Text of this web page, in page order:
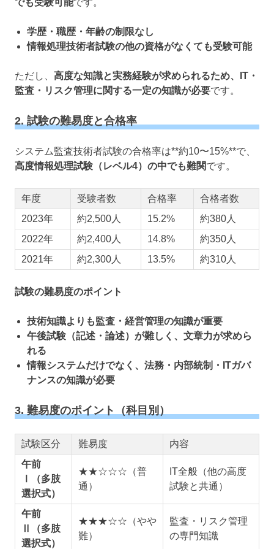
でも受験可能です。
学歴・職歴・年齢の制限なし
情報処理技術者試験の他の資格がなくても受験可能
ただし、 高度な知識と実務経験が求められるため、IT・
監査・リスク管理に関する一定の知識が必要です。
2. 試験の難易度と合格率
システム監査技術者試験の合格率は**約10〜15%**で、
高度情報処理試験（レベル4）の中でも難関です。
年度 受験者数 合格率
合格者数
2023年
約2,500人 15.2%
約380人
2022年
約2,400人 14.8%
約350人
2021年
約2,300人 13.5% 約310人
試験の難易度のポイント
技術知識よりも監査・経営管理の知識が重要
午後試験（記述・論述）が難しく、文章力が求めら
れる
情報システムだけでなく、法務・内部統制・ITガバ
ナンスの知識が必要
3. 難易度のポイント（科目別）
試験区分 難易度
内容
午前
Ⅰ（多肢
選択式）
★★☆☆☆（普
通）
IT全般（他の高度
試験と共通）
午前
Ⅱ（多肢
選択式）
★★★☆☆（やや
難）
監査・リスク管理
の専門知識